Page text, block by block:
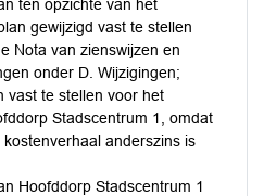
ten opzichte van het
gewijzigd vast te stellen
Nota van zienswijzen en
onder D. Wijzigingen;
vast te stellen voor het
Stadscentrum 1, omdat
anderszins is
Hoofddorp Stadscentrum 1